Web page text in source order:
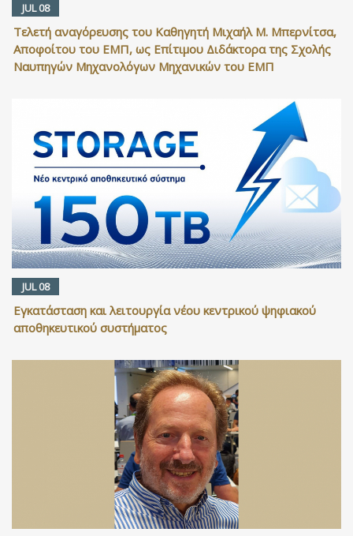
JUL 08
Τελετή αναγόρευσης του Καθηγητή Μιχαήλ Μ. Μπερνίτσα,
Αποφοίτου του ΕΜΠ, ως Επίτιμου Διδάκτορα της Σχολής
Ναυπηγών Μηχανολόγων Μηχανικών του ΕΜΠ
JUL 08
Εγκατάσταση και λειτουργία νέου κεντρικού ψηφιακού
αποθηκευτικού συστήματος